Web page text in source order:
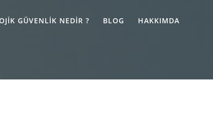
GÜVENLIK NEDIR ? BLOG HAKKIMDA